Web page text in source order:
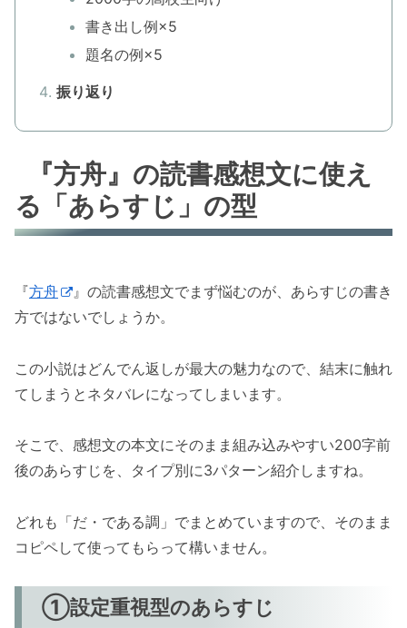
書き出し例×5
題名の例×5
振り返り
『方舟』の読書感想文に使え
る「あらすじ」の型
『方舟
』の読書感想文でまず悩むのが、あらすじの書き
方ではないでしょうか。
この小説はどんでん返しが最大の魅力なので、結末に触れ
てしまうとネタバレになってしまいます。
そこで、感想文の本文にそのまま組み込みやすい200字前
後のあらすじを、タイプ別に3パターン紹介しますね。
どれも「だ・である調」でまとめていますので、そのまま
コピペして使ってもらって構いません。
①設定重視型のあらすじ